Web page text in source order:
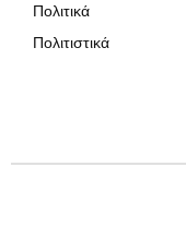
Πολιτικά
Πολιτιστικά